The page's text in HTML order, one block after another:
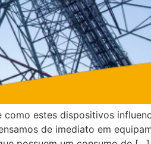
estes dispositivos
de imediato em